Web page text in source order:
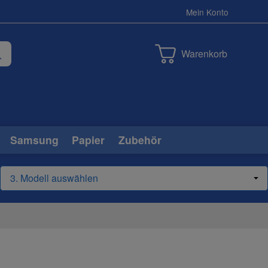
Mein Konto
Warenkorb
Samsung Papier Zubehör